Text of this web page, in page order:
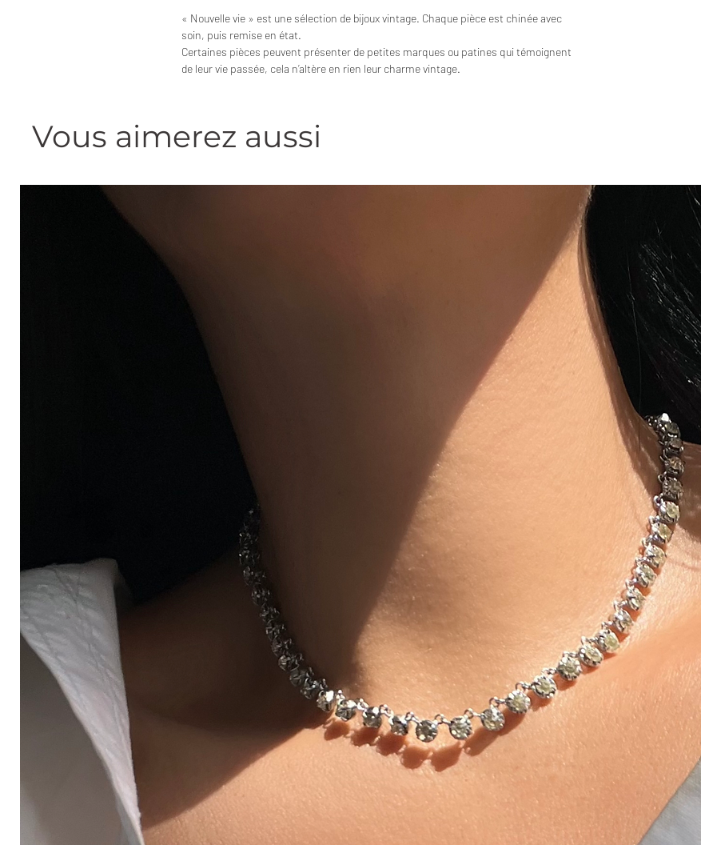
« Nouvelle vie » est une sélection de bijoux vintage. Chaque pièce est chinée avec
soin, puis remise en état.
Certaines pièces peuvent présenter de petites marques ou patines qui témoignent
de leur vie passée, cela n’altère en rien leur charme vintage.
Vous aimerez aussi